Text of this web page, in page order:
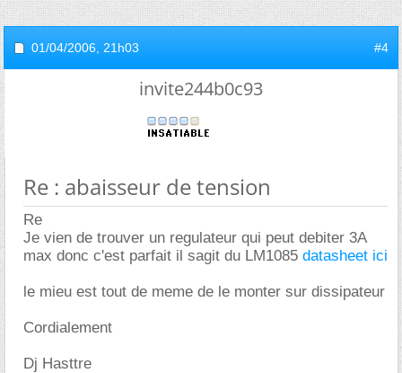
01/04/2006, 21h03 #4
invite244b0c93
Re : abaisseur de tension
Re
Je vien de trouver un regulateur qui peut debiter 3A
max donc c'est parfait il sagit du LM1085 datasheet ici
le mieu est tout de meme de le monter sur dissipateur
Cordialement
Dj Hasttre